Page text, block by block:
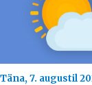
Täna, 7. augustil